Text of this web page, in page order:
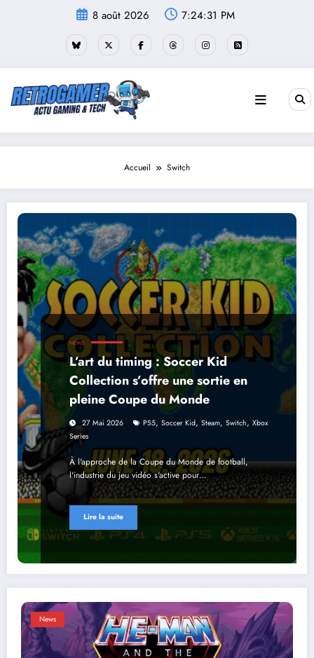
8 août 2026 7:24:32 PM
Accueil Switch
NEWS
L’art du timing : Soccer Kid
Collection s’offre une sortie en
pleine Coupe du Monde
27 Mai 2026 PS5, Soccer Kid, Steam, Switch, Xbox
Series
À l'approche de la Coupe du Monde de football,
l'industrie du jeu vidéo s'active pour…
Lire la suite
News